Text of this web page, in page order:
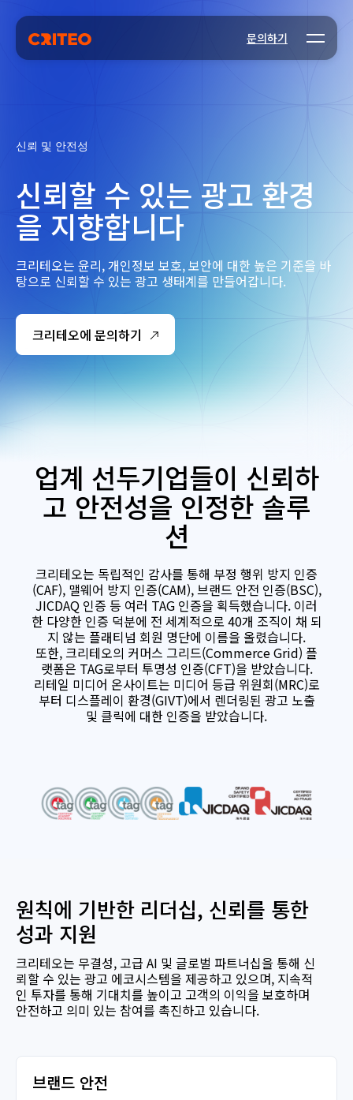
문의하기 Open
신뢰 및 안전성
신뢰할 수 있는 광고 환경
을 지향합니다
크리테오는 윤리, 개인정보 보호, 보안에 대한 높은 기준을 바
탕으로 신뢰할 수 있는 광고 생태계를 만들어갑니다.
크리테오에 문의하기
업계 선두기업들이 신뢰하
고 안전성을 인정한 솔루
션
크리테오는 독립적인 감사를 통해 부정 행위 방지 인증
(CAF), 맬웨어 방지 인증(CAM), 브랜드 안전 인증(BSC),
JICDAQ 인증 등 여러 TAG 인증을 획득했습니다. 이러
한 다양한 인증 덕분에 전 세계적으로 40개 조직이 채 되
지 않는 플래티넘 회원 명단에 이름을 올렸습니다.
또한, 크리테오의 커머스 그리드(Commerce Grid) 플
랫폼은 TAG로부터 투명성 인증(CFT)을 받았습니다.
리테일 미디어 온사이트는 미디어 등급 위원회(MRC)로
부터 디스플레이 환경(GIVT)에서 렌더링된 광고 노출
및 클릭에 대한 인증을 받았습니다.
원칙에 기반한 리더십, 신뢰를 통한
성과 지원
크리테오는 무결성, 고급 AI 및 글로벌 파트너십을 통해 신
뢰할 수 있는 광고 에코시스템을 제공하고 있으며, 지속적
인 투자를 통해 기대치를 높이고 고객의 이익을 보호하며
안전하고 의미 있는 참여를 촉진하고 있습니다.
브랜드 안전